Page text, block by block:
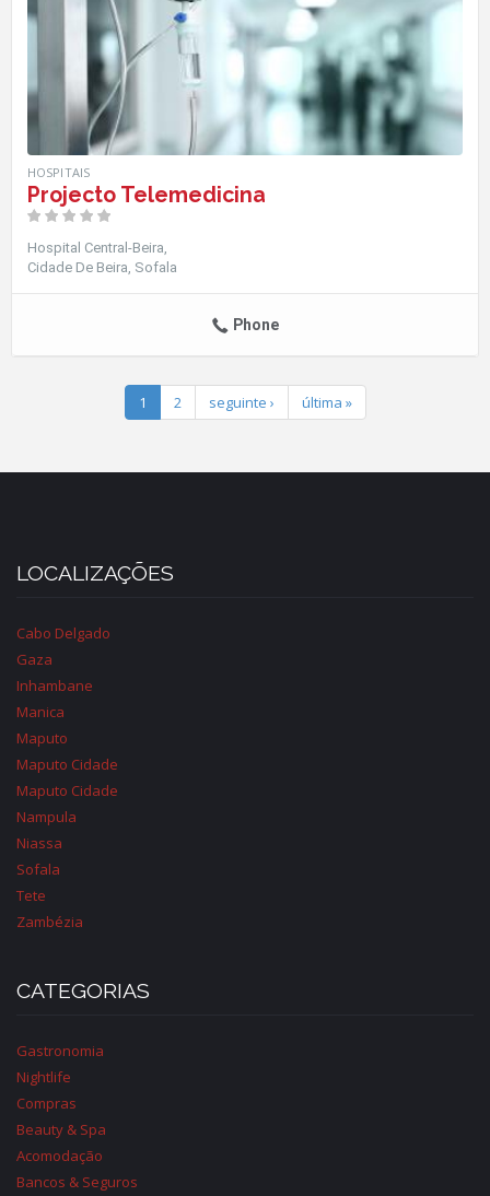
HOSPITAIS
Projecto Telemedicina
Hospital Central-Beira
Cidade De Beira Sofala
Phone
1 2 seguinte › última »
LOCALIZAÇÕES
Cabo Delgado
Gaza
Inhambane
Manica
Maputo
Maputo Cidade
Maputo Cidade
Nampula
Niassa
Sofala
Tete
Zambézia
CATEGORIAS
Gastronomia
Nightlife
Compras
Beauty & Spa
Acomodação
Bancos & Seguros